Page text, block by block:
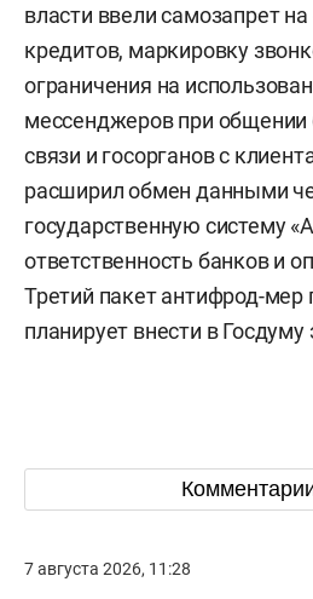
власти ввели самозапрет
кредитов, маркировку
ограничения на
мессенджеров при общении
связи и госорганов с
расширил обмен данными
государственную систему
ответственность банков и
Третий пакет антифрод-мер
планирует внести в
7 августа 2026, 11:28